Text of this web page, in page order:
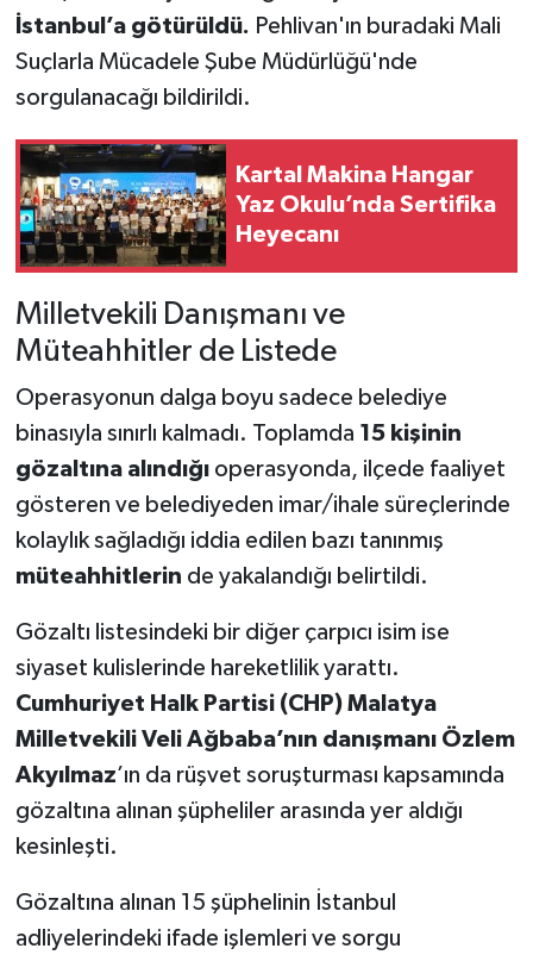
İstanbul’a götürüldü. Pehlivan'ın buradaki Mali
Suçlarla Mücadele Şube Müdürlüğü'nde
sorgulanacağı bildirildi.
Kartal Makina Hangar
Yaz Okulu’nda Sertifika
Heyecanı
Milletvekili Danışmanı ve
Müteahhitler de Listede
Operasyonun dalga boyu sadece belediye
binasıyla sınırlı kalmadı. Toplamda 15 kişinin
gözaltına alındığıoperasyonda, ilçede faaliyet
gösteren ve belediyeden imar/ihale süreçlerinde
kolaylık sağladığı iddia edilen bazı tanınmış
müteahhitlerin de yakalandığı belirtildi.
Gözaltı listesindeki bir diğer çarpıcı isim ise
siyaset kulislerinde hareketlilik yarattı.
Cumhuriyet Halk Partisi (CHP) Malatya
Milletvekili Veli Ağbaba’nın danışmanı Özlem
Akyılmaz’ın da rüşvet soruşturması kapsamında
gözaltına alınan şüpheliler arasında yer aldığı
kesinleşti.
Gözaltına alınan 15 şüphelinin İstanbul
adliyelerindeki ifade işlemleri ve sorgu